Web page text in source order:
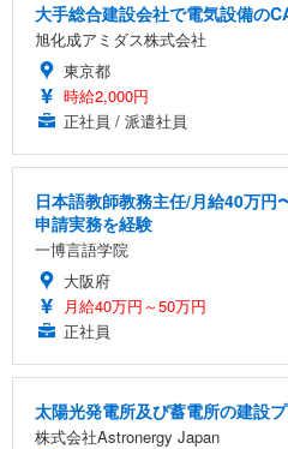
大手総合建設会社で電気設備の
旭化成アミダス株式会社
東京都
時給2,000円
正社員 / 派遣社員
日本語教師教務主任/月給40万円
申請実務を経験
一博言語学院
大阪府
月給40万円～50万円
正社員
太陽光発電所及び蓄電所の建設
株式会社Astronergy Japan